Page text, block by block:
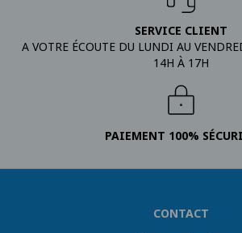
SERVICE CLIENT
A VOTRE ÉCOUTE DU LUNDI AU
14H À 17H
PAIEMENT 100%
CONTACT